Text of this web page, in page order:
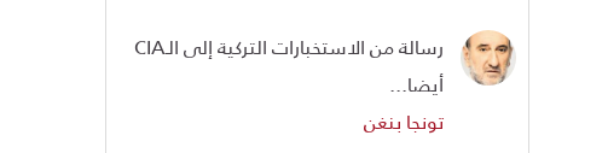
رسالة من الاستخبارات التركية إلى الـCIA
أيضا...
تونجا بنغن